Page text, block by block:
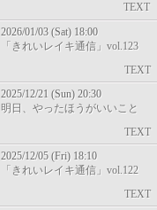
TEXT
2026/01/03 (Sat) 18:00
「きれいレイキ通信」vol.123
TEXT
2025/12/21 (Sun) 20:30
明日、やったほうがいいこと
TEXT
2025/12/05 (Fri) 18:10
「きれいレイキ通信」vol.122
TEXT